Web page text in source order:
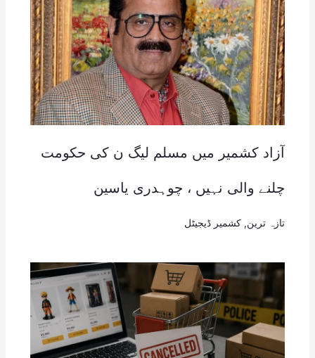
آزاد کشمیر میں مسلم لیگ ن کی حکومت
چلنے والی نہیں ، چوہدری یاسین
تازہ ترین کشمیر ڈیجیٹل